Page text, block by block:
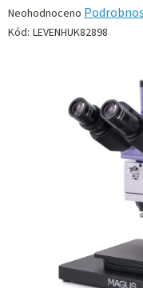
Průměrné
hodnocení
Neohodnoceno
Kód: LEVENHUK82898